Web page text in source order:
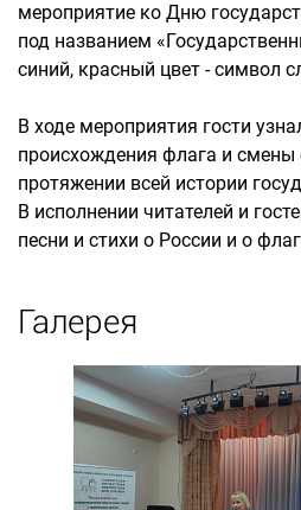
мероприятие ко Дню
под названием
синий, красный цвет - символ
В ходе мероприятия гости
происхождения флага и смены
протяжении всей истории
В исполнении читателей и
песни и стихи о России и о
Галерея